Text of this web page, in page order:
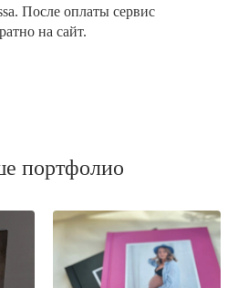
После оплаты сервис
на сайт.
портфолио